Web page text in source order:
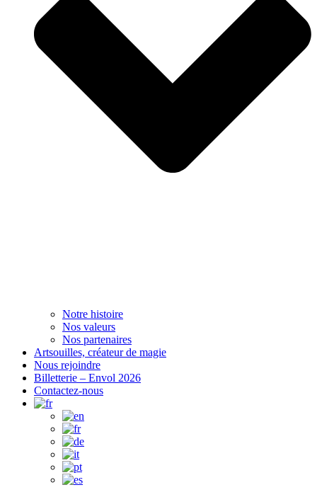
Notre histoire
Nos valeurs
Nos partenaires
Artsouilles, créateur de magie
Nous rejoindre
Billetterie – Envol 2026
Contactez-nous